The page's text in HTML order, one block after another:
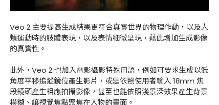
Veo 2 主要提高生成結果更符合真實世界的物理作動，以及人
類運動時的肢體表現，以及表情細微呈現，藉此增加生成影像
的真實性。
此外，Veo 2 也加入電影攝影特殊用語，例如可要求生成以低
角度平移追蹤鏡位產生影片，或是依照使用者輸入 18mm 焦
段鏡頭產生相應拍攝影像，甚至也能依照淺景深效果產生背景
模糊、讓視覺焦點聚焦在人物的畫面。